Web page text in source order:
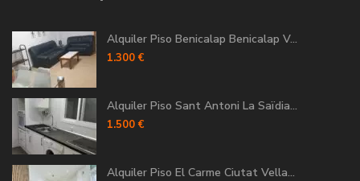
Alquiler Piso Benicalap Benicalap V...
1.300 €
Alquiler Piso Sant Antoni La Saïdia...
1.500 €
Alquiler Piso El Carme Ciutat Vella...